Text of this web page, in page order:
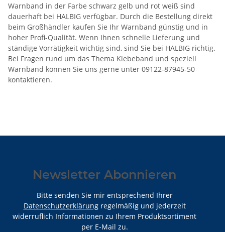
Warnband in der Farbe schwarz gelb und rot weiß sind
dauerhaft bei HALBIG verfügbar. Durch die Bestellung direkt
beim Großhändler kaufen Sie Ihr Warnband günstig und in
hoher Profi-Qualität. Wenn Ihnen schnelle Lieferung und
ständige Vorrätigkeit wichtig sind, sind Sie bei HALBIG richtig.
Bei Fragen rund um das Thema Klebeband und speziell
Warnband können Sie uns gerne unter 09122-87945-50
kontaktieren.
Newsletter Abonnieren
Bitte senden Sie mir entsprechend Ihrer
Datenschutzerklärungregelmäßig und jederzeit
widerruflich Informationen zu Ihrem Produktsortiment
per E-Mail zu.